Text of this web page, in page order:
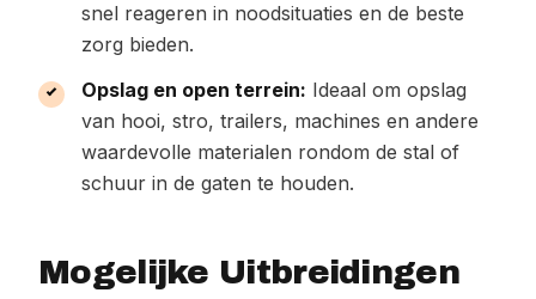
snel reageren in noodsituaties en de beste
zorg bieden.
Opslag en open terrein: Ideaal om opslag
van hooi, stro, trailers, machines en andere
waardevolle materialen rondom de stal of
schuur in de gaten te houden.
Mogelijke Uitbreidingen